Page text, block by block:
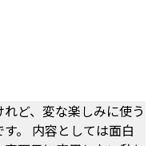
ど、変な楽しみに使う
。 内容としては面白